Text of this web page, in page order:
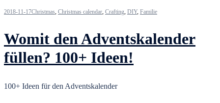
2018-11-17Christmas Christmas calendar Crafting DIY, Familie
Womit den Adventskalender
füllen? 100+ Ideen!
100+ Ideen für den Adventskalender